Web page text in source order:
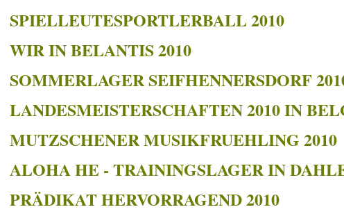
SPIELLEUTESPORTLERBALL 2010
WIR IN BELANTIS 2010
SOMMERLAGER SEIFHENNERSDORF
LANDESMEISTERSCHAFTEN 2010 IN
MUTZSCHENER MUSIKFRUEHLING 2010
ALOHA HE - TRAININGSLAGER IN
PRÄDIKAT HERVORRAGEND 2010